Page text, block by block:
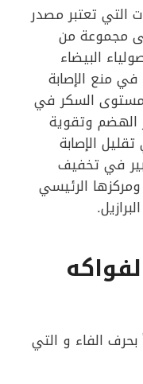
التي تعتبر مصدر
مجموعة من
البيضاء
منع الإصابة
مستوى السكر في
وتقوية
الإصابة
في تخفيف
الرئيسي
بحرف الفاء و التي